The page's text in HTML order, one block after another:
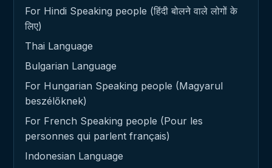
For Hindi Speaking people (हिंदी बोलने वाले लोगों के
लिए)
Thai Language
Bulgarian Language
For Hungarian Speaking people (Magyarul
beszélőknek)
For French Speaking people (Pour les
personnes qui parlent français)
Indonesian Language